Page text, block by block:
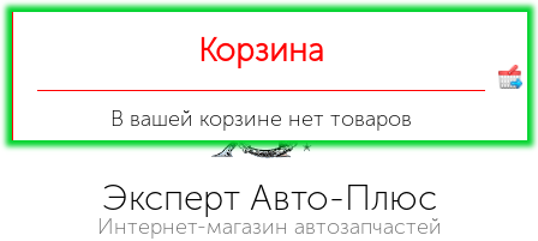
Эксперт Авто-Плюс
Интернет-магазин автозапчастей
Корзина
В вашей корзине нет товаров